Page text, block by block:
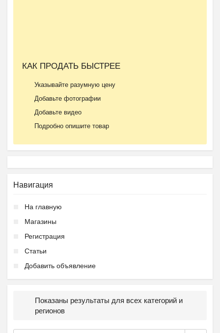
КАК ПРОДАТЬ БЫСТРЕЕ
Указывайте разумную цену
Добавьте фотографии
Добавьте видео
Подробно опишите товар
Навигация
На главную
Магазины
Регистрация
Статьи
Добавить объявление
Показаны результаты для всех категорий и
регионов